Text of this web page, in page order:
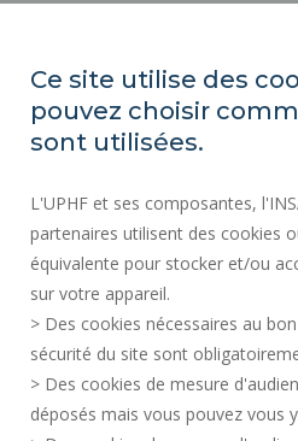
PLAN DU SITE
DONNÉES PERSONNELLES
MARCHÉS PUBLICS
MENTIONS LÉGALES
CRÉDITS
ESPACE PRESSE
SERVICES PUBLICS +
Ce site utilise des
pouvez choisir
sont utilisées.
L'UPHF et ses composantes,
partenaires utilisent des cookies
équivalente pour stocker et/ou
sur votre appareil.
> Des cookies nécessaires au
sécurité du site sont
> Des cookies de mesure
déposés mais vous pouvez vous